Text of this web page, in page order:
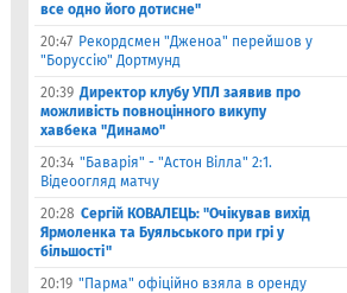
все одно його дотисне"
20:47 Рекордсмен "Дженоа" перейшов у
"Боруссію" Дортмунд
20:39 Директор клубу УПЛ заявив про
можливість повноцінного викупу
хавбека "Динамо"
20:34 "Баварія" - "Астон Вілла" 2:1.
Відеоогляд матчу
20:28 Сергій КОВАЛЕЦЬ: "Очікував вихід
Ярмоленка та Буяльського при грі у
більшості"
20:19 "Парма" офіційно взяла в оренду